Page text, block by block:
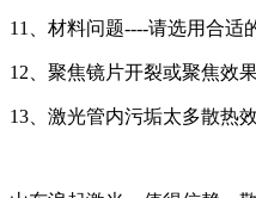
11、材料问题----请选用合适
12、聚焦镜片开裂或聚焦效
13、激光管内污垢太多散热